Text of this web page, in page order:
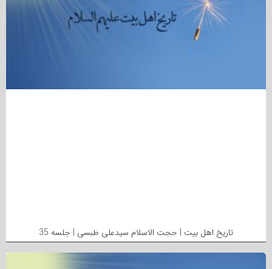
تاریخ اهل بیت | حجت الاسلام سیدعلی طبسی | جلسه 35